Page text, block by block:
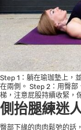
Step 1：躺在瑜珈墊上，
在兩側。 Step 2：用臀部
梯，注意屁股持續收緊，
側抬腿練迷
臀部下緣的肉肉鬆弛的話